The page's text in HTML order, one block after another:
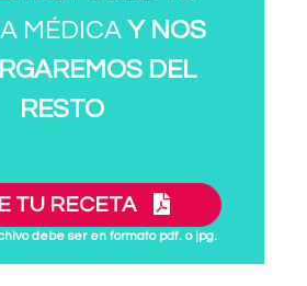
MÉDICA Y NOS
DEL
RESTO
TU RECETA
debe ser en formato pdf. o jpg.